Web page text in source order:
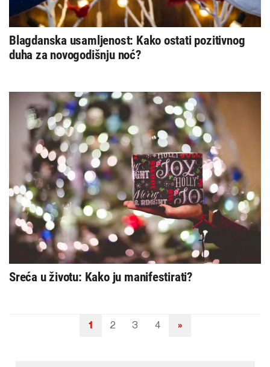
Blagdanska usamljenost: Kako ostati pozitivnog
duha za novogodišnju noć?
Sreća u životu: Kako ju manifestirati?
Navigacija
1 2 3 4 »